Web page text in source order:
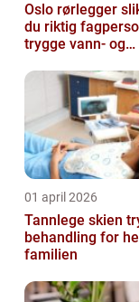
Oslo rørlegger slik velger
du riktig
trygge vann- og
01 april 2026
Tannlege skien trygg
behandling for
familien